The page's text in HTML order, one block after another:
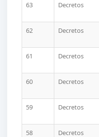
63
Decretos
62
Decretos
61
Decretos
60
Decretos
59
Decretos
58
Decretos